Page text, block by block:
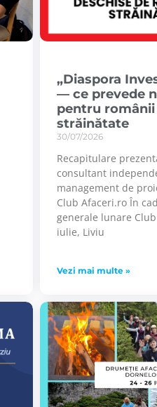
„Diaspora
— ce prevede
pentru
străinătate
30/07/2026
Recapitulare
consultant
management de
Club Afaceri.ro În
generale lunare
iulie, Liviu
Vezi mai multe »